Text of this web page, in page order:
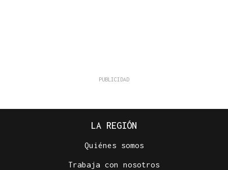
LA REGIÓN
Quiénes somos
Trabaja con nosotros